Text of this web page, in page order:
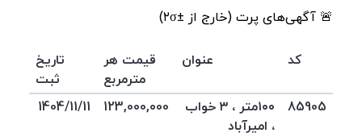
🚨 آگهی‌های پرت (خارج از ±۲σ)
کد عنوان
قیمت هر
مترمربع
تاریخ
ثبت
85905
۱۰۰متر ، ۳ خواب
، امیرآباد
123,000,000
1404/11/11